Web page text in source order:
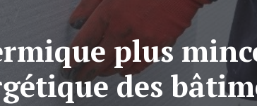
plus
des